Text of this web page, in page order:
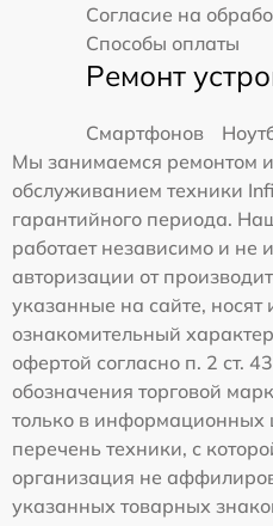
Согласие на
Способы оплаты
Ремонт
Смартфонов
Мы занимаемся ремонтом
обслуживанием техники
гарантийного периода.
работает независимо и не
авторизации от
указанные на сайте, носят
ознакомительный
офертой согласно п. 2 ст.
обозначения торговой
только в информационных
перечень техники, с
организация не
указанных товарных